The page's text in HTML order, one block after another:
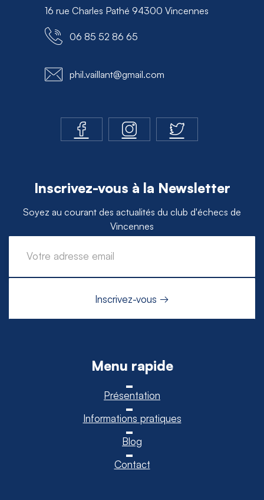
16 rue Charles Pathé 94300 Vincennes
06 85 52 86 65
phil.vaillant@gmail.com
Inscrivez-vous à la Newsletter
Soyez au courant des actualités du club d'échecs de
Vincennes
Menu rapide
Présentation
Informations pratiques
Blog
Contact